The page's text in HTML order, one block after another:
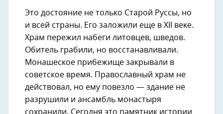
Это достояние не только Старой Руссы, но
и всей страны. Его заложили еще в XII веке.
Храм пережил набеги литовцев, шведов.
Обитель грабили, но восстанавливали.
Монашеское прибежище закрывали в
советское время. Православный храм не
действовал, но ему повезло — здание не
разрушили и ансамбль монастыря
сохранили. Сегодня это памятник истории